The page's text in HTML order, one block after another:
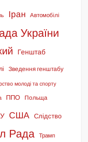
Іран Автомобілі
України
Генштаб
Зведення генштабу
молоді та спорту
ППО Польща
США Слідство
Рада Трамп